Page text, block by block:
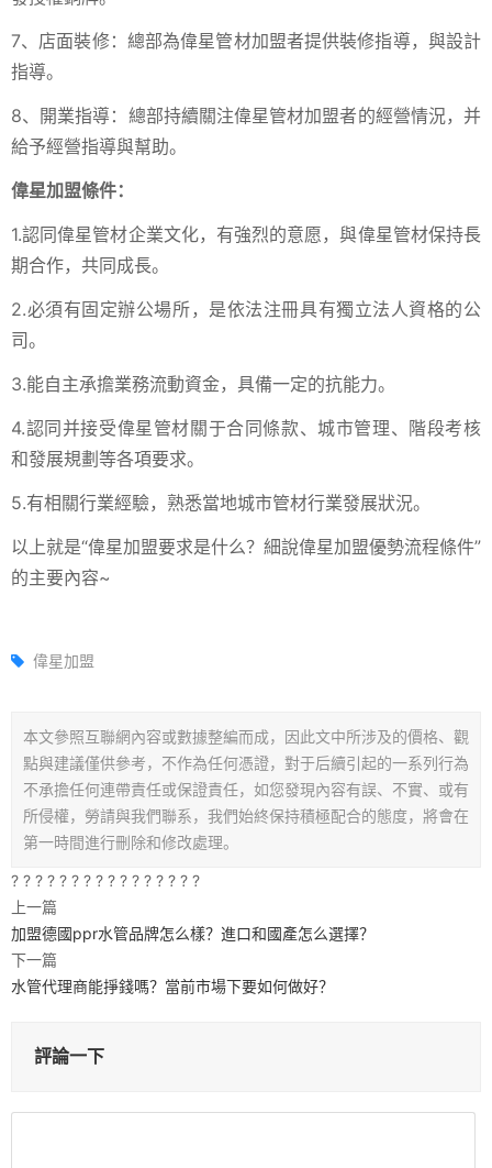
7、店面裝修：總部為偉星管材加盟者提供裝修指導，與設計
指導。
8、開業指導：總部持續關注偉星管材加盟者的經營情況，并
給予經營指導與幫助。
偉星加盟條件：
1.認同偉星管材企業文化，有強烈的意愿，與偉星管材保持長
期合作，共同成長。
2.必須有固定辦公場所，是依法注冊具有獨立法人資格的公
司。
3.能自主承擔業務流動資金，具備一定的抗能力。
4.認同并接受偉星管材關于合同條款、城市管理、階段考核
和發展規劃等各項要求。
5.有相關行業經驗，熟悉當地城市管材行業發展狀況。
以上就是“偉星加盟要求是什么？細說偉星加盟優勢流程條件”
的主要內容~
偉星加盟
本文參照互聯網內容或數據整編而成，因此文中所涉及的價格、觀
點與建議僅供參考，不作為任何憑證，對于后續引起的一系列行為
不承擔任何連帶責任或保證責任，如您發現內容有誤、不實、或有
所侵權，勞請與我們聯系，我們始終保持積極配合的態度，將會在
第一時間進行刪除和修改處理。
? ? ? ? ? ? ? ? ? ? ? ? ? ? ? ?
上一篇
加盟德國ppr水管品牌怎么樣？進口和國產怎么選擇？
下一篇
水管代理商能掙錢嗎？當前市場下要如何做好？
評論一下